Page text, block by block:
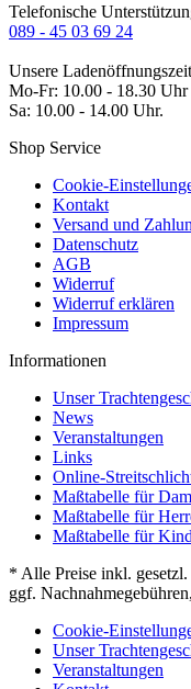
Telefonische
089 - 45 03 69 24
Unsere
Mo-Fr: 10.00 - 18.30 Uhr
Sa: 10.00 - 14.00 Uhr.
Shop Service
Cookie-
Kontakt
Versand und
Datenschutz
AGB
Widerruf
Widerruf erklären
Impressum
Informationen
Unser
News
Veranstaltungen
Links
Online-
Maßtabelle für
Maßtabelle für
Maßtabelle für
* Alle Preise inkl.
ggf.
Cookie-
Unser
Veranstaltungen